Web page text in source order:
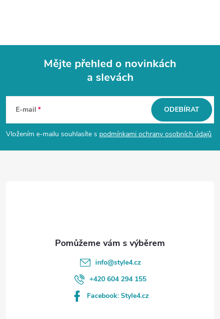
p
a
Mějte přehled o novinkách
a slevách
E-mail
Vložením e-mailu souhlasíte s podmínkami ochrany osobních údajů
ODEBÍRAT
info@style4.cz
+420 604 294 155
Facebook: Style4.cz